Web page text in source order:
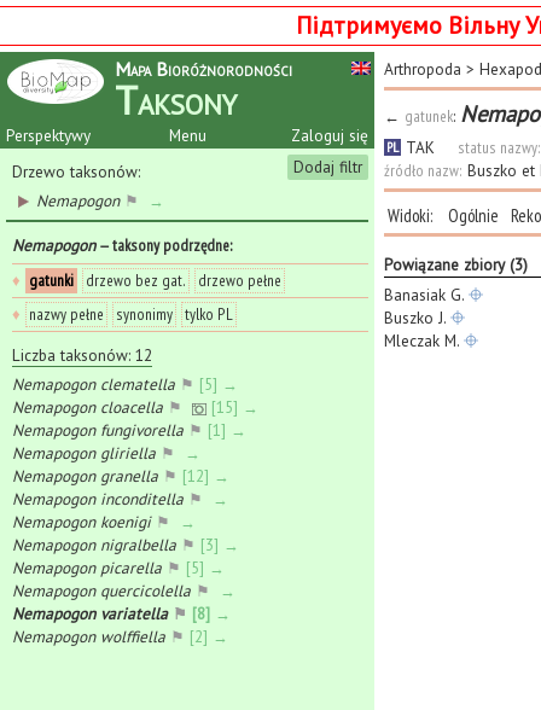
Підтримуємо Вільну
Mapa Bioróżnorodności
Taksony
Perspektywy Zaloguj się
Menu
Dodaj filtr
Drzewo taksonów:
Nemapogon⚑ →
Nemapogon— taksony podrzędne:
♦ gatunki drzewo bez gat.
drzewo pełne
♦ nazwy pełne synonimy tylko PL
Liczba taksonów: 12
Nemapogon clematella ⚑ [5] →
Nemapogon cloacella ⚑
[15] →
Nemapogon fungivorella ⚑ [1] →
Nemapogon gliriella ⚑
→
Nemapogon granella ⚑ [12] →
Nemapogon inconditella ⚑
→
Nemapogon koenigi⚑
→
Nemapogon nigralbella ⚑ [3] →
Nemapogon picarella ⚑ [5] →
Nemapogon quercicolella ⚑
→
Nemapogon variatella⚑ [8] →
Nemapogon wolffiella ⚑ [2] →
Arthropoda >
← gatunek:
PL TAK
status nazwy:
źródło nazw: Buszko et
Widoki: Ogólnie
Powiązane zbiory (3)
Banasiak G.
Buszko J.
Mleczak M.